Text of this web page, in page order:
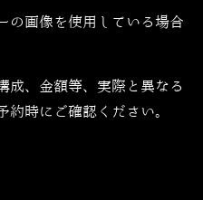
の画像を使用している場合
、金額等、実際と異なる
時にご確認ください。